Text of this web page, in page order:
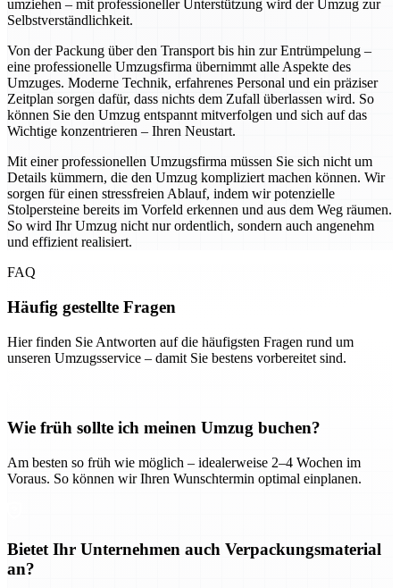
umziehen – mit professioneller Unterstützung wird der Umzug zur
Selbstverständlichkeit.
Von der Packung über den Transport bis hin zur Entrümpelung –
eine professionelle Umzugsfirma übernimmt alle Aspekte des
Umzuges. Moderne Technik, erfahrenes Personal und ein präziser
Zeitplan sorgen dafür, dass nichts dem Zufall überlassen wird. So
können Sie den Umzug entspannt mitverfolgen und sich auf das
Wichtige konzentrieren – Ihren Neustart.
Mit einer professionellen Umzugsfirma müssen Sie sich nicht um
Details kümmern, die den Umzug kompliziert machen können. Wir
sorgen für einen stressfreien Ablauf, indem wir potenzielle
Stolpersteine bereits im Vorfeld erkennen und aus dem Weg räumen.
So wird Ihr Umzug nicht nur ordentlich, sondern auch angenehm
und effizient realisiert.
FAQ
Häufig gestellte Fragen
Hier finden Sie Antworten auf die häufigsten Fragen rund um
unseren Umzugsservice – damit Sie bestens vorbereitet sind.
Wie früh sollte ich meinen Umzug buchen?
Am besten so früh wie möglich – idealerweise 2–4 Wochen im
Voraus. So können wir Ihren Wunschtermin optimal einplanen.
Bietet Ihr Unternehmen auch Verpackungsmaterial
an?